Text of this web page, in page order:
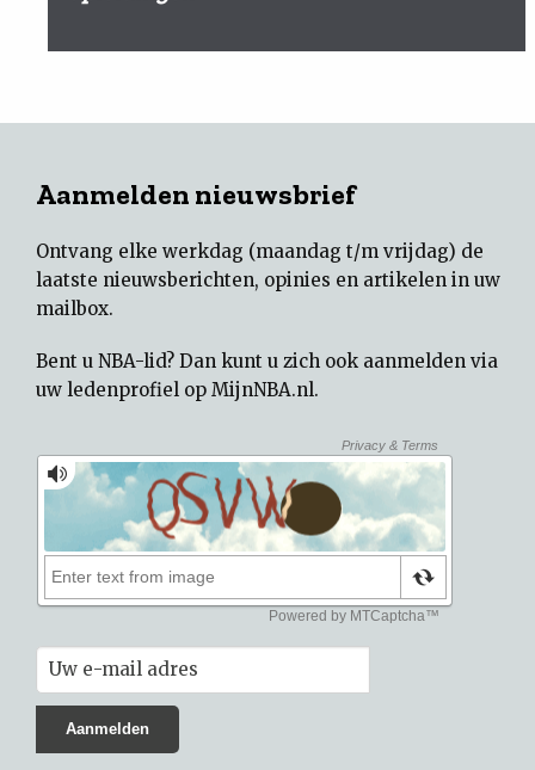
Aanmelden nieuwsbrief
Ontvang elke werkdag (maandag t/m vrijdag) de
laatste nieuwsberichten, opinies en artikelen in uw
mailbox.
Bent u NBA-lid? Dan kunt u zich ook aanmelden via
uw ledenprofiel op MijnNBA.nl.